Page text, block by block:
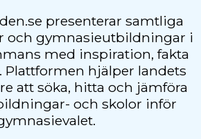
presenterar samtliga
och gymnasieutbildningar i
med inspiration, fakta
Plattformen hjälper landets
att söka, hitta och jämföra
och skolor inför